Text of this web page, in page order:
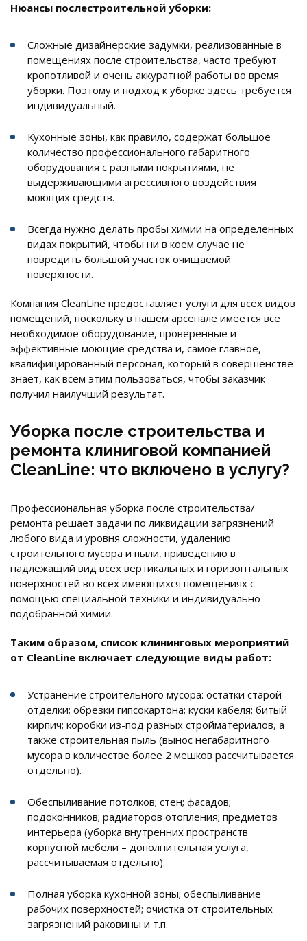
Нюансы послестроительной уборки:
Сложные дизайнерские задумки, реализованные в
помещениях после строительства, часто требуют
кропотливой и очень аккуратной работы во время
уборки. Поэтому и подход к уборке здесь требуется
индивидуальный.
Кухонные зоны, как правило, содержат большое
количество профессионального габаритного
оборудования с разными покрытиями, не
выдерживающими агрессивного воздействия
моющих средств.
Всегда нужно делать пробы химии на определенных
видах покрытий, чтобы ни в коем случае не
повредить большой участок очищаемой
поверхности.
Компания CleanLine предоставляет услуги для всех видов
помещений, поскольку в нашем арсенале имеется все
необходимое оборудование, проверенные и
эффективные моющие средства и, самое главное,
квалифицированный персонал, который в совершенстве
знает, как всем этим пользоваться, чтобы заказчик
получил наилучший результат.
Уборка после строительства и
ремонта клиниговой компанией
CleanLine: что включено в услугу?
Профессиональная уборка после строительства/
ремонта решает задачи по ликвидации загрязнений
любого вида и уровня сложности, удалению
строительного мусора и пыли, приведению в
надлежащий вид всех вертикальных и горизонтальных
поверхностей во всех имеющихся помещениях с
помощью специальной техники и индивидуально
подобранной химии.
Таким образом, список клининговых мероприятий
от CleanLine включает следующие виды работ:
Устранение строительного мусора: остатки старой
отделки; обрезки гипсокартона; куски кабеля; битый
кирпич; коробки из-под разных стройматериалов, а
также строительная пыль (вынос негабаритного
мусора в количестве более 2 мешков рассчитывается
отдельно).
Обеспыливание потолков; стен; фасадов;
подоконников; радиаторов отопления; предметов
интерьера (уборка внутренних пространств
корпусной мебели – дополнительная услуга,
рассчитываемая отдельно).
Полная уборка кухонной зоны; обеспыливание
рабочих поверхностей; очистка от строительных
загрязнений раковины и т.п.